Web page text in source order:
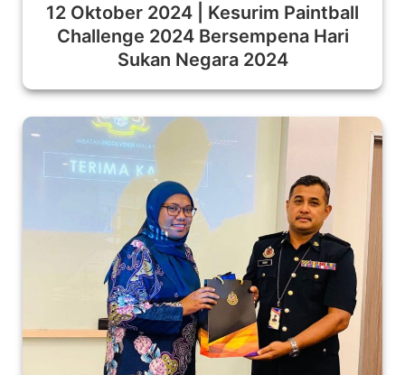
12 Oktober 2024 | Kesurim Paintball
Challenge 2024 Bersempena Hari
Sukan Negara 2024